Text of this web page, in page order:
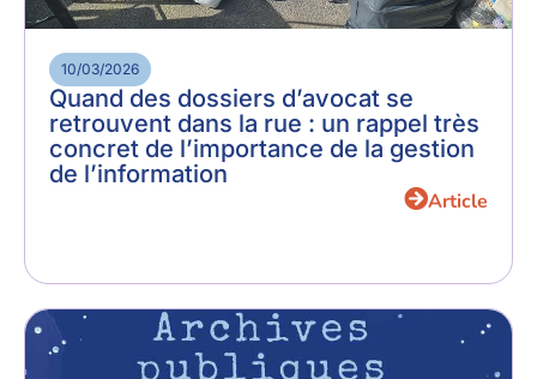
10/03/2026
Quand des dossiers d’avocat se
retrouvent dans la rue : un rappel très
concret de l’importance de la gestion
de l’information
Article